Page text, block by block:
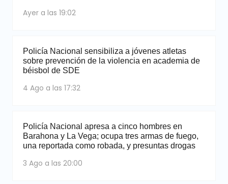
Ayer a las 19:02
Policía Nacional sensibiliza a jóvenes atletas
sobre prevención de la violencia en academia de
béisbol de SDE
4 Ago a las 17:32
Policía Nacional apresa a cinco hombres en
Barahona y La Vega; ocupa tres armas de fuego,
una reportada como robada, y presuntas drogas
3 Ago a las 20:00